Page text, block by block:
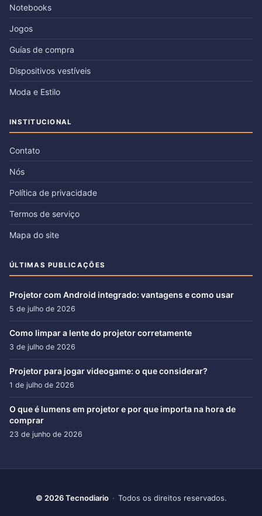
Notebooks
Jogos
Guías de compra
Dispositivos vestíveis
Moda e Estilo
INSTITUCIONAL
Contato
Nós
Política de privacidade
Termos de serviço
Mapa do site
ÚLTIMAS PUBLICAÇÕES
Projetor com Android integrado: vantagens e como usar
5 de julho de 2026
Como limpar a lente do projetor corretamente
3 de julho de 2026
Projetor para jogar videogame: o que considerar?
1 de julho de 2026
O que é lumens em projetor e por que importa na hora de
comprar
23 de junho de 2026
© 2026 Tecnodiario · Todos os direitos reservados.